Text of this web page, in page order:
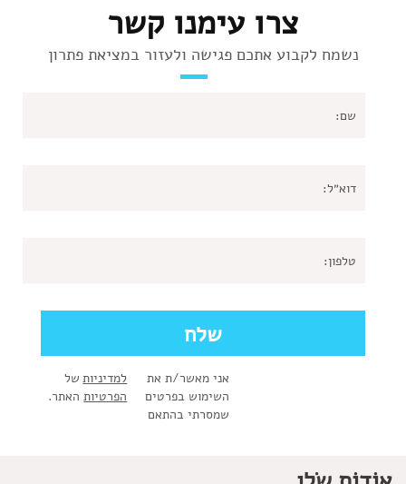
צרו עימנו קשר
נשמח לקבוע אתכם פגישה ולעזור במציאת פתרון
אני מאשר/ת את
השימוש בפרטים
שמסרתי בהתאם
למדיניות
הפרטיות
של
האתר.